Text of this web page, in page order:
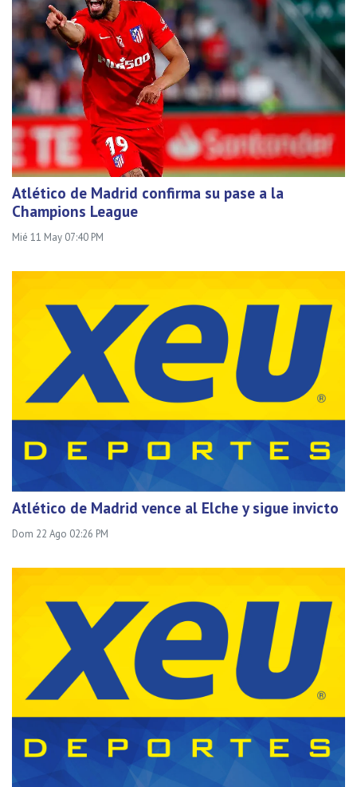
Atlético de Madrid confirma su pase a la
Champions League
Mié 11 May 07:40 PM
Atlético de Madrid vence al Elche y sigue invicto
Dom 22 Ago 02:26 PM